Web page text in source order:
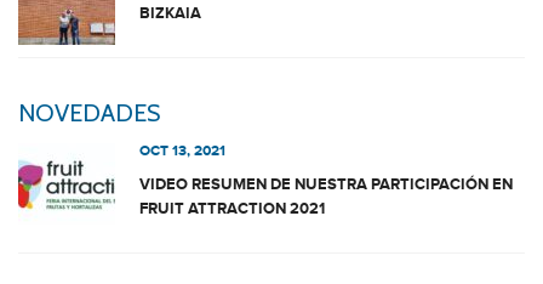
BIZKAIA
NOVEDADES
OCT 13, 2021
VIDEO RESUMEN DE NUESTRA PARTICIPACIÓN EN
FRUIT ATTRACTION 2021